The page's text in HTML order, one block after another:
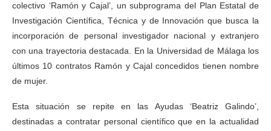
colectivo ‘Ramón y Cajal’, un subprograma del Plan Estatal de
Investigación Científica, Técnica y de Innovación que busca la
incorporación de personal investigador nacional y extranjero
con una trayectoria destacada. En la Universidad de Málaga los
últimos 10 contratos Ramón y Cajal concedidos tienen nombre
de mujer.
Esta situación se repite en las Ayudas ‘Beatriz Galindo’,
destinadas a contratar personal científico que en la actualidad